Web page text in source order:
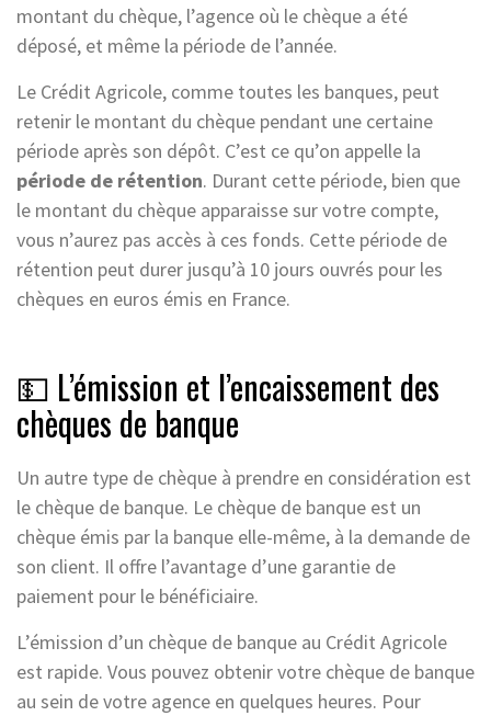
montant du chèque, l’agence où le chèque a été
déposé, et même la période de l’année.
Le Crédit Agricole, comme toutes les banques, peut
retenir le montant du chèque pendant une certaine
période après son dépôt. C’est ce qu’on appelle la
période de rétention. Durant cette période, bien que
le montant du chèque apparaisse sur votre compte,
vous n’aurez pas accès à ces fonds. Cette période de
rétention peut durer jusqu’à 10 jours ouvrés pour les
chèques en euros émis en France.
💵 L’émission et l’encaissement des
chèques de banque
Un autre type de chèque à prendre en considération est
le chèque de banque. Le chèque de banque est un
chèque émis par la banque elle-même, à la demande de
son client. Il offre l’avantage d’une garantie de
paiement pour le bénéficiaire.
L’émission d’un chèque de banque au Crédit Agricole
est rapide. Vous pouvez obtenir votre chèque de banque
au sein de votre agence en quelques heures. Pour